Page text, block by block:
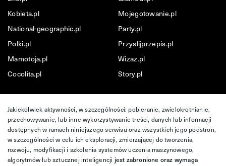
Kobieta.pl
Mojegotowanie.pl
National-geographic.pl
Party.pl
Polki.pl
Przyslijprzepis.pl
Mamotoja.pl
Wizaz.pl
Cocolita.pl
Story.pl
Jakiekolwiek aktywności, w szczególności: pobieranie, zwielokrotnianie,
przechowywanie, lub inne wykorzystywanie treści, danych lub informacji
dostępnych w ramach niniejszego serwisu oraz wszystkich jego podstron,
w szczególności w celu ich eksploracji, zmierzającej do tworzenia,
rozwoju, modyfikacji i szkolenia systemów uczenia maszynowego,
algorytmów lub sztucznej inteligencji jest zabronione oraz wymaga